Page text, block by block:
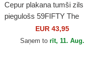
Cepur plakana tumši zils
piegulošs 59FIFTY The
Netherlands 2026 World
Baseball Classic no World...
EUR 43,95
Saņem to rīt, 11. Aug.